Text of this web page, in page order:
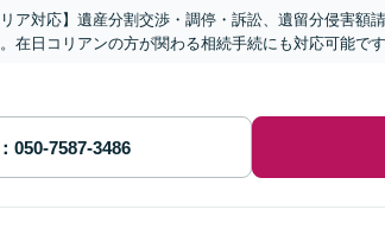
リア対応】遺産分割交渉・調停・訴訟、遺留分侵害
在日コリアンの方が関わる相続手続にも対応可能で